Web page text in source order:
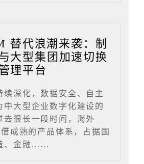
替代浪潮来袭：制
大型集团加速切换
理平台
续深化，数据安全、自主
中大型企业数字化建设的
去很长一段时间，海外
成熟的产品体系，占据国
、金融......